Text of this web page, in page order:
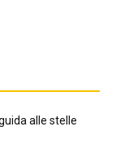
alle stelle